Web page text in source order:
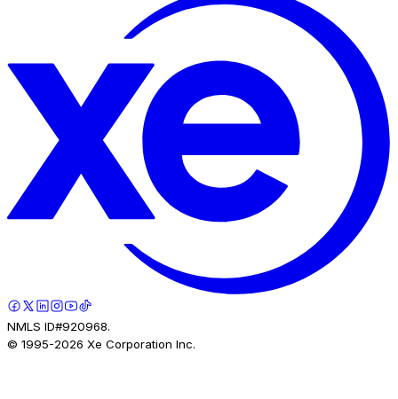
NMLS ID#920968.
© 1995-2026 Xe Corporation Inc.